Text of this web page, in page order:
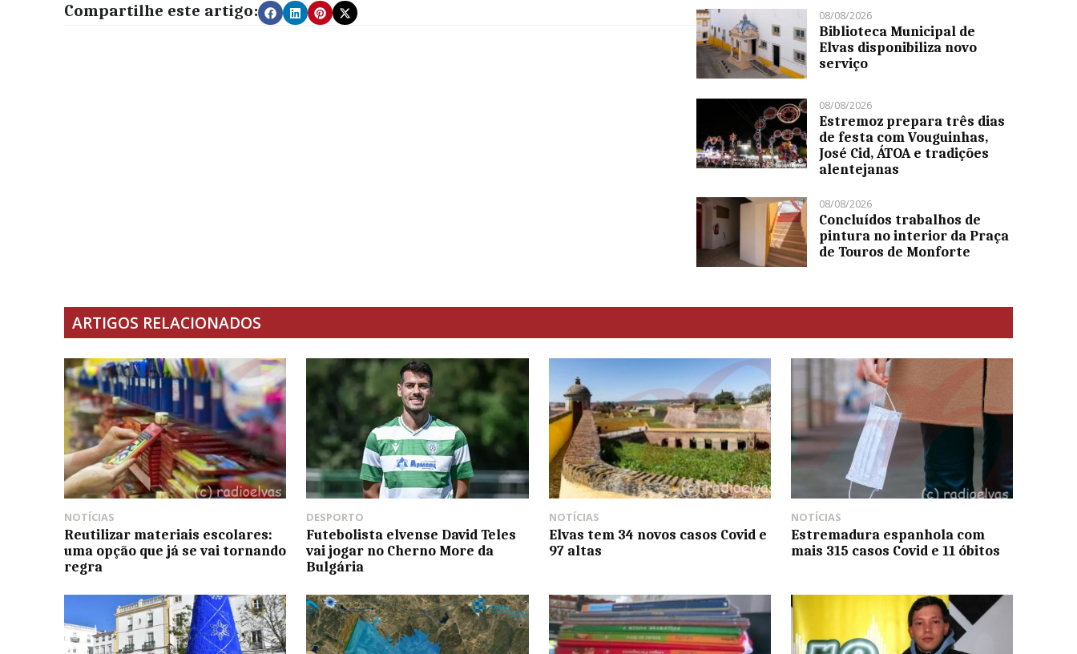
Compartilhe este artigo: 08/08/2026
Biblioteca Municipal de
Elvas disponibiliza novo
serviço
08/08/2026
Estremoz prepara três dias
de festa com Vouguinhas,
José Cid, ÁTOA e tradições
alentejanas
08/08/2026
Concluídos trabalhos de
pintura no interior da Praça
de Touros de Monforte
ARTIGOS RELACIONADOS
NOTÍCIAS
Reutilizar materiais escolares:
uma opção que já se vai tornando
regra
DESPORTO
Futebolista elvense David Teles
vai jogar no Cherno More da
Bulgária
NOTÍCIAS
Elvas tem 34 novos casos Covid e
97 altas
NOTÍCIAS
Estremadura espanhola com
mais 315 casos Covid e 11 óbitos